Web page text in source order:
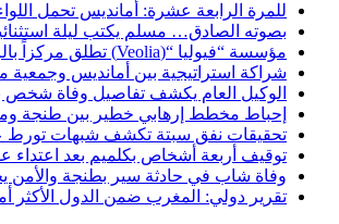
للمرة الرابعة عشرة: أمانديس تحمل
بصوته الصادق… مسلم يكتب ليلة
مؤسسة “فيوليا “(Veolia) تطلق مركزاً بالرباط لدعم التدخلات الإنسانية في إفريقيا والشرق الأدنى والشرق الأوسط
شراكة استراتيجية بين أمانديس وجمعية
الوكيل العام يكشف تفاصيل وفاة شخص
إحباط مخطط إرهابي خطير بين طنجة
تحقيقات نفق سبتة تكشف شبهات تورط
توقيف أربعة أشخاص بكلميم بعد اعتداء
وفاة شاب في حادثة سير بطنجة والأمن
تقرير دولي: المغرب ضمن الدول الأكثر